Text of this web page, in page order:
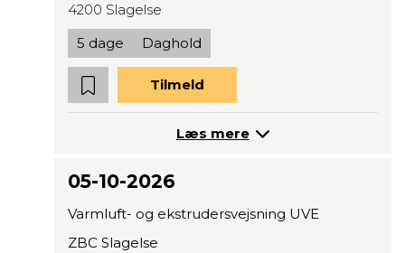
4200 Slagelse
5 dage
Daghold
Tilmeld
Læs mere
05-10-2026
Varmluft- og ekstrudersvejsning UVE
ZBC Slagelse